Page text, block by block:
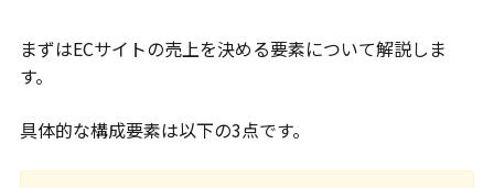
まずはECサイトの売上を決める要素について解説しま
す。
具体的な構成要素は以下の3点です。